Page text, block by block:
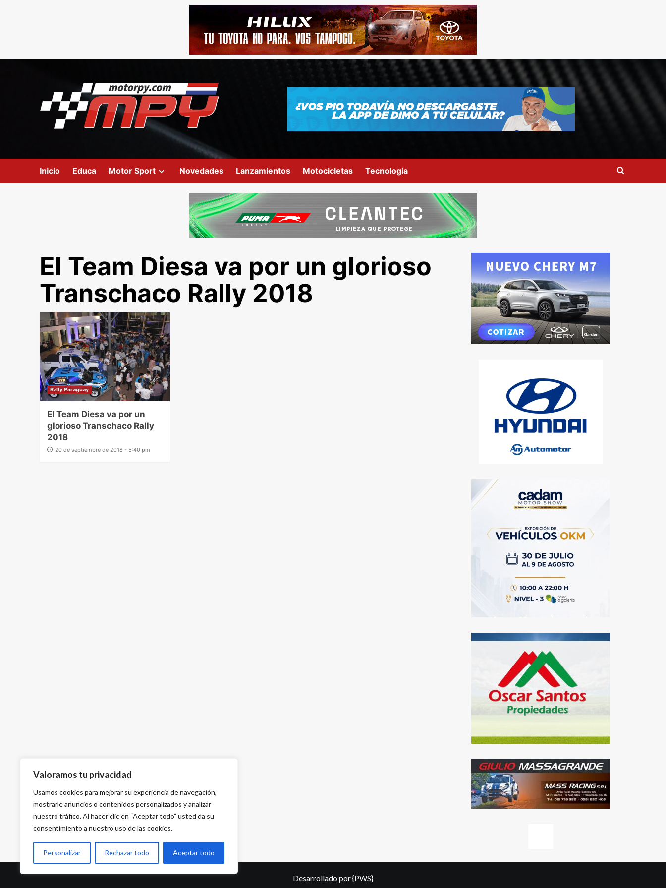
Valoramos tu privacidad
Usamos cookies para mejorar su experiencia de navegación,
mostrarle anuncios o contenidos personalizados y analizar
nuestro tráfico. Al hacer clic en “Aceptar todo” usted da su
consentimiento a nuestro uso de las cookies.
Personalizar Rechazar todo Aceptar todo
Inicio Educa Motor Sport Novedades Lanzamientos Motocicletas Tecnologia
El Team Diesa va por un glorioso
Transchaco Rally 2018
Rally Paraguay
El Team Diesa va por un
glorioso Transchaco Rally
2018
20 de septiembre de 2018 - 5:40 pm
Desarrollado por{PWS}